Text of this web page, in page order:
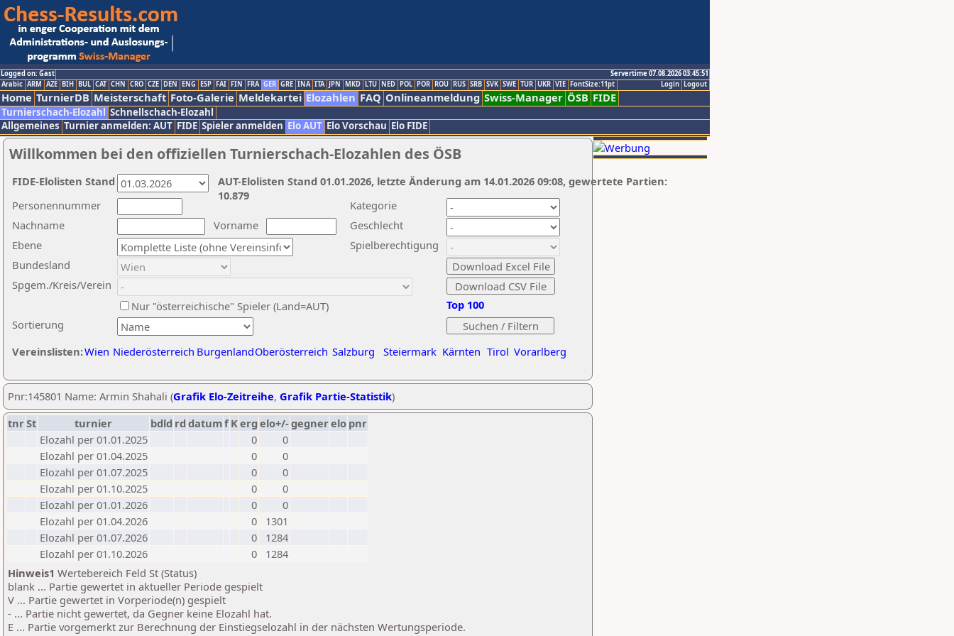
Logged on: Gast
Servertime 07.08.2026 03:45:51
Logout
Login
Arabic ARM AZE BIH BUL CAT CHN CRO CZE DEN ENG ESP FAI FIN FRA GER GRE INA ITA JPN MKD LTU NED POL POR ROU RUS SRB SVK SWE TUR UKR VIE FontSize:11pt
Home TurnierDB Meisterschaft Foto-Galerie Meldekartei Elozahlen FAQ Onlineanmeldung Swiss-Manager ÖSB FIDE
Turnierschach-Elozahl Schnellschach-Elozahl
Allgemeines Turnier anmelden: AUT FIDE Spieler anmelden Elo AUT Elo Vorschau Elo FIDE
Willkommen bei den offiziellen Turnierschach-Elozahlen des ÖSB
Nachname
Vorname
Ebene
Kategorie
Sortierung
Personennummer
Bundesland
Spgem./Kreis/Verein
Geschlecht
Nur "österreichische" Spieler (Land=AUT)
Spielberechtigung
Vereinslisten:Wien Niederösterreich BurgenlandOberösterreich Salzburg Steiermark Kärnten Tirol Vorarlberg
Top 100
AUT-Elolisten Stand 01.01.2026, letzte Änderung am 14.01.2026 09:08, gewertete Partien:
10.879
FIDE-Elolisten Stand
Pnr:145801 Name: Armin Shahali (Grafik Elo-Zeitreihe, Grafik Partie-Statistik)
tnrSt turnier bdld rd datumf Kerg elo+/-gegnerelo pnr
Elozahl per 01.01.2025
0
0
Elozahl per 01.04.2025
0
0
Elozahl per 01.07.2025
0
0
Elozahl per 01.10.2025
0
0
Elozahl per 01.01.2026
0
0
Elozahl per 01.04.2026
0
1301
Elozahl per 01.07.2026
0
1284
Elozahl per 01.10.2026
0
1284
Hinweis1 Wertebereich Feld St (Status)
blank ... Partie gewertet in aktueller Periode gespielt
V ... Partie gewertet in Vorperiode(n) gespielt
- ... Partie nicht gewertet, da Gegner keine Elozahl hat.
E ... Partie vorgemerkt zur Berechnung der Einstiegselozahl in der nächsten Wertungsperiode.